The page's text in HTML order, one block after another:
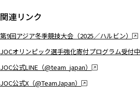
関連リンク
第9回アジア冬季競技大会（2025／ハルビン）
JOCオリンピック選手強化寄付プログラム受付中
JOC公式LINE（@team_japan）
JOC公式X（@TeamJapan）